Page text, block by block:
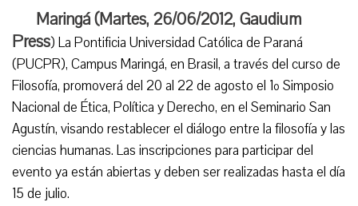
Maringá (Martes, 26/06/2012, Gaudium
Press) La Pontificia Universidad Católica de Paraná
(PUCPR), Campus Maringá, en Brasil, a través del curso de
Filosofía, promoverá del 20 al 22 de agosto el 1º Simposio
Nacional de Ética, Política y Derecho, en el Seminario San
Agustín, visando restablecer el diálogo entre la filosofía y las
ciencias humanas. Las inscripciones para participar del
evento ya están abiertas y deben ser realizadas hasta el día
15 de julio.